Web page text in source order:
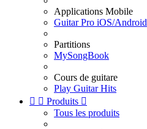
Applications Mobile
Guitar Pro iOS/Android
Partitions
MySongBook
Cours de guitare
Play Guitar Hits
  Produits 
Tous les produits